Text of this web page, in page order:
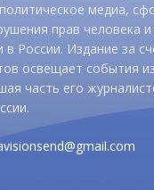
медиа,
прав человека
в России. Издание за
освещает события
часть его